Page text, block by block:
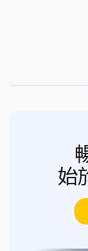
始